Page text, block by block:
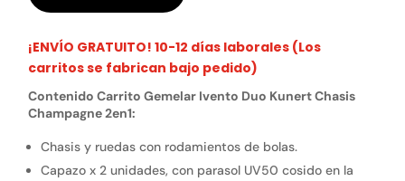
¡ENVÍO GRATUITO! 10-12 días laborales (Los
carritos se fabrican bajo pedido)
Contenido Carrito Gemelar Ivento Duo Kunert Chasis
Champagne 2en1:
Chasis y ruedas con rodamientos de bolas.
Capazo x 2 unidades, con parasol UV50 cosido en la